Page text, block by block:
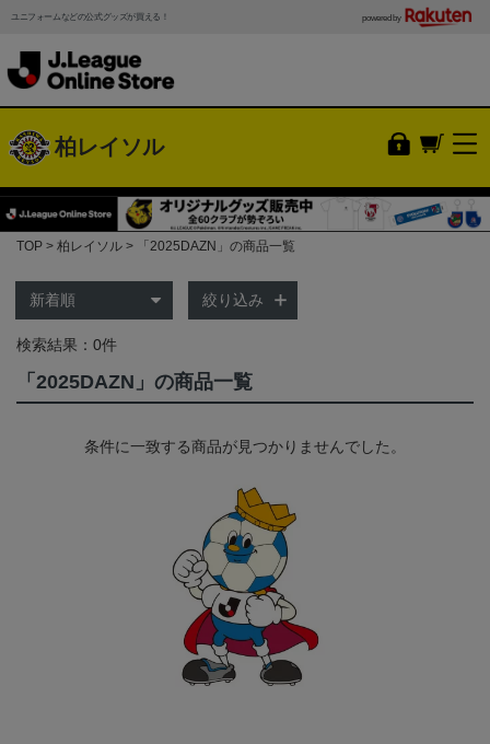
ユニフォームなどの公式グッズが買える！ powered by
柏レイソル
TOP 柏レイソル 「2025DAZN」の商品一覧
絞り込み
検索結果：0件
「2025DAZN」の商品一覧
条件に一致する商品が見つかりませんでした。